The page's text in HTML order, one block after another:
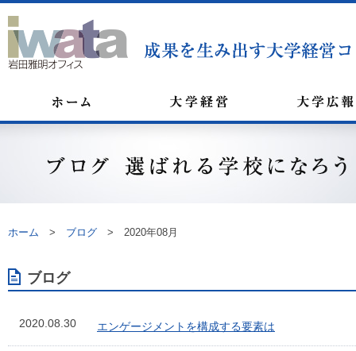
ホーム > ブログ > 2020年08月
ブログ
2020.08.30 エンゲージメントを構成する要素は